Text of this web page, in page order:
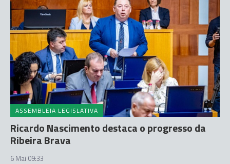
ASSEMBLEIA LEGISLATIVA
Ricardo Nascimento destaca o progresso da
Ribeira Brava
6 Mai 09:33